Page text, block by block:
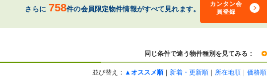
さらに 758件の会員限定物件情報がすべて見れます。
カンタン会
員登録
同じ条件で違う物件種別を見てみる：
並び替え： ▲オススメ順｜ 新着・更新順 ｜ 所在地順 ｜ 価格順